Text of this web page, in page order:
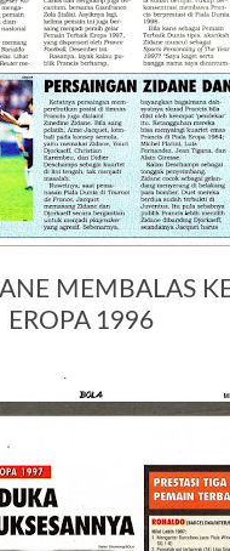
MEMBALAS
EROPA 1996